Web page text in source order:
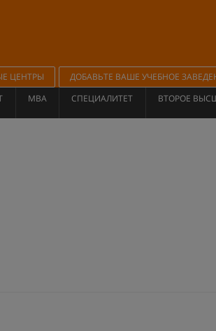
ЦЕНТРЫ
ДОБАВЬТЕ ВАШЕ УЧЕБНОЕ
MBA СПЕЦИАЛИТЕТ ВТОРОЕ